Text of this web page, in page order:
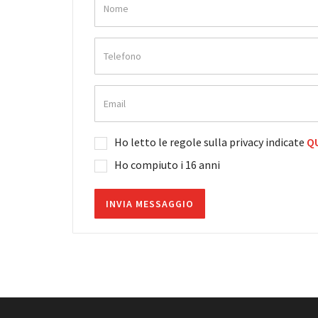
Ho letto le regole sulla privacy indicate
Ho compiuto i 16 anni